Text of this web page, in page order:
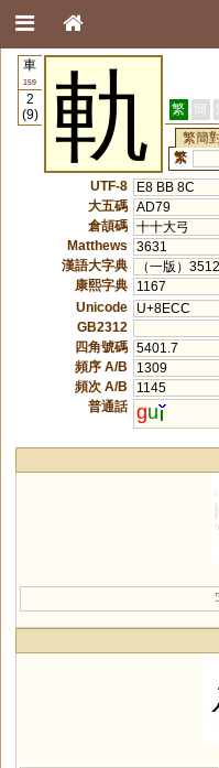
車
159
2
(9)
軌 繁 簡
繁簡
繁
UTF-8
E8 BB 8C
大五碼 AD79
倉頡碼 十十大弓
Matthews
3631
漢語大字典
（一版）
康熙字典
1167
Unicode
U+8ECC
GB2312
四角號碼 5401.7
頻序 A/B
1309
頻次 A/B
1145
普通話 gu